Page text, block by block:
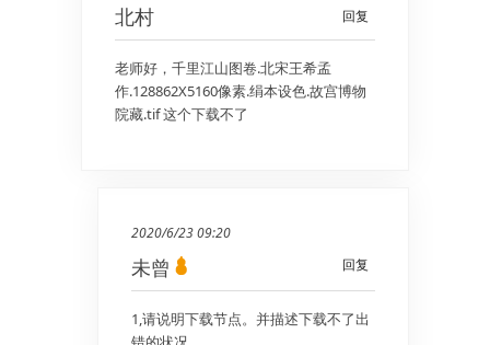
回复
北村
老师好，千里江山图卷.北宋王希孟
作.128862X5160像素.绢本设色.故宫博物
院藏.tif 这个下载不了
2020/6/23 09:20
回复
未曾
1,请说明下载节点。并描述下载不了出